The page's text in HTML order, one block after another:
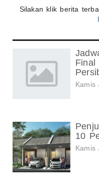
Silakan klik berita
Final
Kamis
10
Kamis